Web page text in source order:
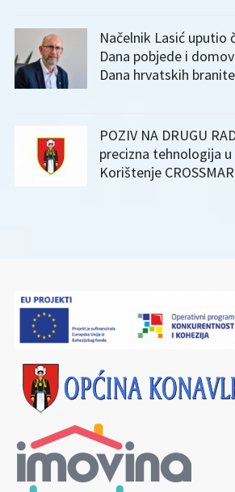
Načelnik Lasić
Dana pobjede i
Dana hrvatskih
POZIV NA DRUGU
precizna tehnologija
Korištenje